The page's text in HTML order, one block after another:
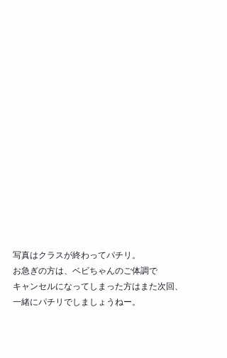
写真はクラスが終わってパチリ。
お急ぎの方は、ベビちゃんのご体調で
キャンセルになってしまった方はまた次回、
一緒にパチリでしましょうねー。